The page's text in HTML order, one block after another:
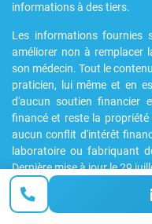
informations à des tiers.
Les informations fournies
améliorer non à remplacer
son médecin. Tout le
praticien, lui même et en
d'aucun soutien financier
financé et reste la propriété
aucun conflit d'intérêt
laboratoire ou fabriquant
Dernière mise à jour le 29